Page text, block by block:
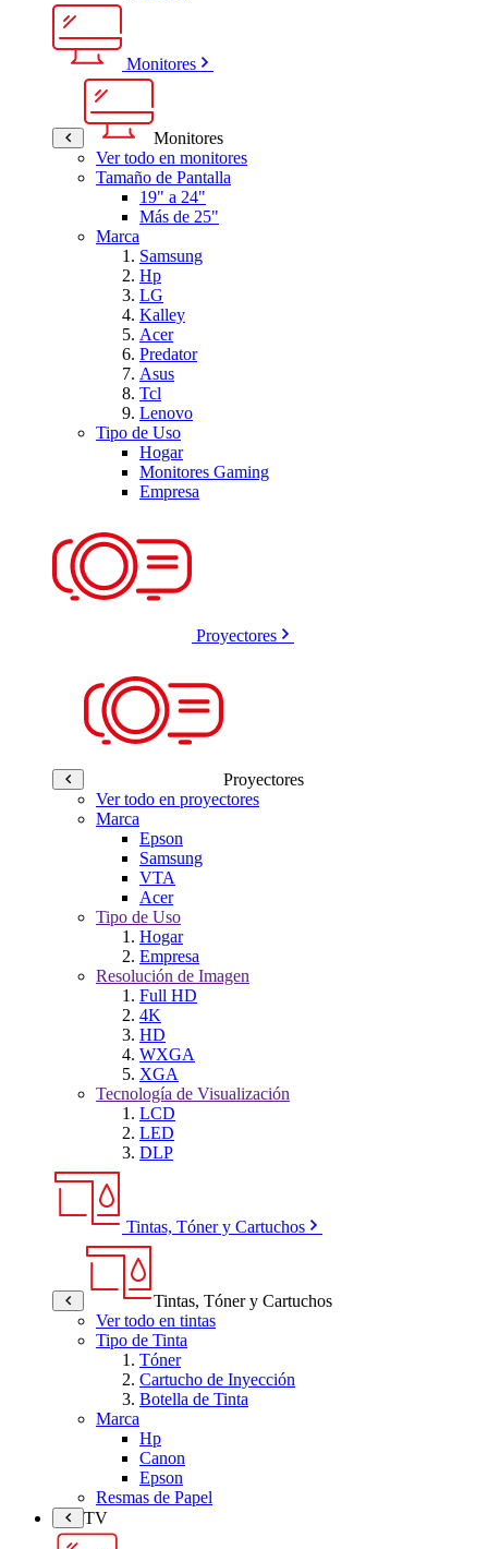
Monitores
Monitores
Ver todo en monitores
Tamaño de Pantalla
19" a 24"
Más de 25"
Marca
Samsung
Hp
LG
Kalley
Acer
Predator
Asus
Tcl
Lenovo
Tipo de Uso
Hogar
Monitores Gaming
Empresa
Proyectores
Proyectores
Ver todo en proyectores
Marca
Epson
Samsung
VTA
Acer
Tipo de Uso
Hogar
Empresa
Resolución de Imagen
Full HD
4K
HD
WXGA
XGA
Tecnología de Visualización
LCD
LED
DLP
Tintas, Tóner y Cartuchos
Tintas, Tóner y Cartuchos
Ver todo en tintas
Tipo de Tinta
Tóner
Cartucho de Inyección
Botella de Tinta
Marca
Hp
Canon
Epson
Resmas de Papel
TV